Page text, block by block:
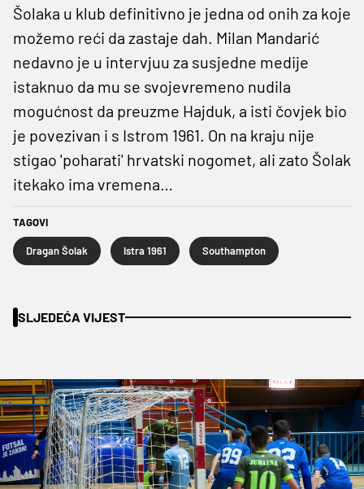
Šolaka u klub definitivno je jedna od onih za koje
možemo reći da zastaje dah. Milan Mandarić
nedavno je u intervjuu za susjedne medije
istaknuo da mu se svojevremeno nudila
mogućnost da preuzme Hajduk, a isti čovjek bio
je povezivan i s Istrom 1961. On na kraju nije
stigao 'poharati' hrvatski nogomet, ali zato Šolak
itekako ima vremena…
TAGOVI
Dragan Šolak Istra 1961 Southampton
SLJEDEĆA VIJEST